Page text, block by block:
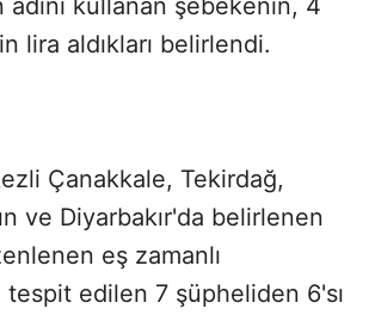
lira aldıkları belirlendi.
Çanakkale, Tekirdağ,
ve Diyarbakır'da belirlenen
eş zamanlı
edilen 7 şüpheliden 6'sı